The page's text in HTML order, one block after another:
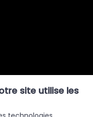
site utilise les